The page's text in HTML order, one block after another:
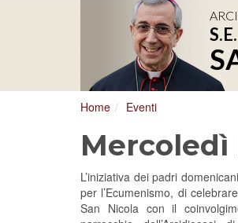
8/17/2026
Conferenza Episcopale
Home Eventi
Mercoledì
L’iniziativa dei padri
per l’Ecumenismo, di
San Nicola con il